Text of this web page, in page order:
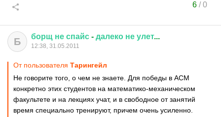
6/0
Б борщ не спайс - далеко не улет...
12:38, 31.05.2011
От пользователя Тарингейл
Не говорите того, о чем не знаете. Для победы в ACM
конкретно этих студентов на математико-механическом
факультете и на лекциях учат, и в свободное от занятий
время специально тренируют, причем очень усиленно.